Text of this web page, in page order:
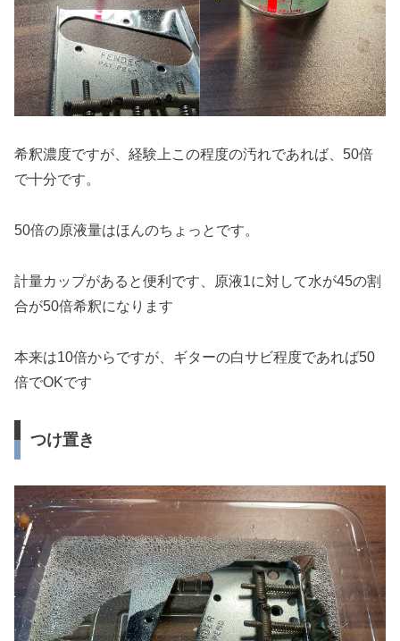
希釈濃度ですが、経験上この程度の汚れであれば、50倍
で十分です。
50倍の原液量はほんのちょっとです。
計量カップがあると便利です、原液1に対して水が45の割
合が50倍希釈になります
本来は10倍からですが、ギターの白サビ程度であれば50
倍でOKです
つけ置き